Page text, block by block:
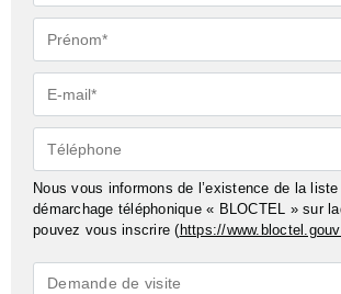
Prénom*
E-
mail*
Téléphone
Nous vous informons de l’existence de la liste
démarchage téléphonique « BLOCTEL » sur
pouvez vous inscrire ( https://
Demande
Demande de visite